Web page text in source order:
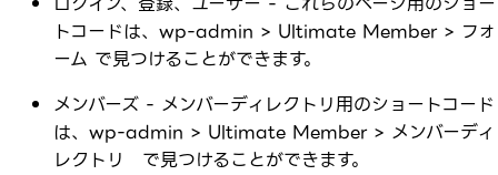
トコードは、wp-admin > Ultimate Member > フォ
ーム で見つけることができます。
メンバーズ - メンバーディレクトリ用のショートコード
は、wp-admin > Ultimate Member > メンバーディ
レクトリ で見つけることができます。